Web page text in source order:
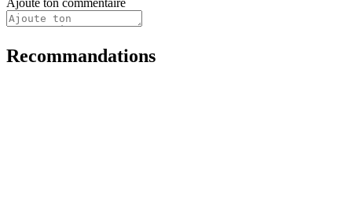
Ajoute ton commentaire
Recommandations